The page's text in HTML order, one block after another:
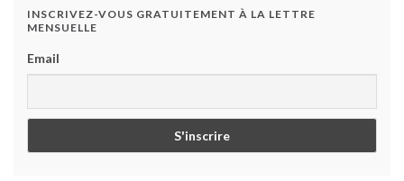
INSCRIVEZ-VOUS GRATUITEMENT À LA LETTRE
MENSUELLE
Email